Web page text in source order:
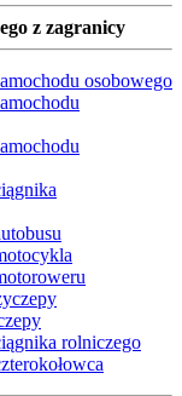
z zagranicy
osobowego
rolniczego